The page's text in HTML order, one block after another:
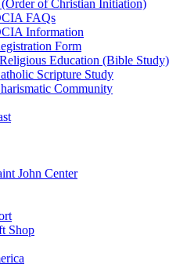
of Christian Initiation)
FAQs
Information
Form
Education (Bible Study)
Scripture Study
Community
John Center
Shop